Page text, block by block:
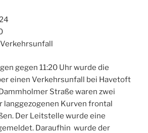
gegen 11:20 Uhr wurde die
einen Verkehrsunfall bei Havetoft
Straße waren zwei
langgezogenen Kurven frontal
Der Leitstelle wurde eine
Daraufhin wurde der